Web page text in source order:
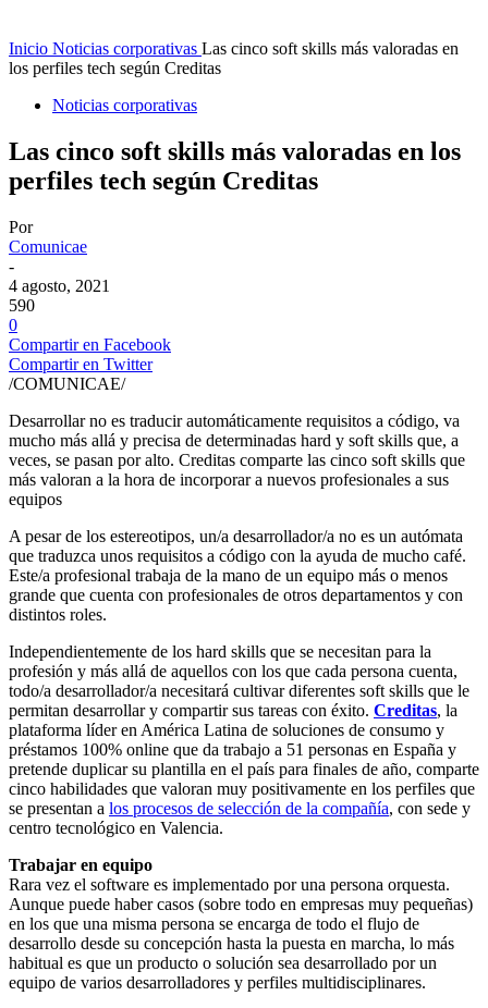
Inicio Noticias corporativas Las cinco soft skills más valoradas en
los perfiles tech según Creditas
Noticias corporativas
Las cinco soft skills más valoradas en los
perfiles tech según Creditas
Por
Comunicae
-
4 agosto, 2021
590
0
Compartir en Facebook
Compartir en Twitter
/COMUNICAE/
Desarrollar no es traducir automáticamente requisitos a código, va
mucho más allá y precisa de determinadas hard y soft skills que, a
veces, se pasan por alto. Creditas comparte las cinco soft skills que
más valoran a la hora de incorporar a nuevos profesionales a sus
equipos
A pesar de los estereotipos, un/a desarrollador/a no es un autómata
que traduzca unos requisitos a código con la ayuda de mucho café.
Este/a profesional trabaja de la mano de un equipo más o menos
grande que cuenta con profesionales de otros departamentos y con
distintos roles.
Independientemente de los hard skills que se necesitan para la
profesión y más allá de aquellos con los que cada persona cuenta,
todo/a desarrollador/a necesitará cultivar diferentes soft skills que le
permitan desarrollar y compartir sus tareas con éxito. Creditas, la
plataforma líder en América Latina de soluciones de consumo y
préstamos 100% online que da trabajo a 51 personas en España y
pretende duplicar su plantilla en el país para finales de año, comparte
cinco habilidades que valoran muy positivamente en los perfiles que
se presentan a los procesos de selección de la compañía, con sede y
centro tecnológico en Valencia.
Trabajar en equipo
Rara vez el software es implementado por una persona orquesta.
Aunque puede haber casos (sobre todo en empresas muy pequeñas)
en los que una misma persona se encarga de todo el flujo de
desarrollo desde su concepción hasta la puesta en marcha, lo más
habitual es que un producto o solución sea desarrollado por un
equipo de varios desarrolladores y perfiles multidisciplinares.